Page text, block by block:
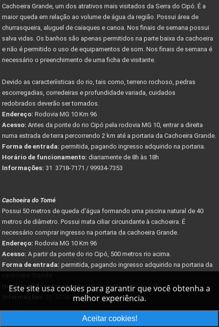
Cachoeira Grande, um dos atrativos mais visitados da Serra do Cipó. É a
maior queda em relação ao volume de água da região. Possui área de
churrasqueira, aluguel de caiaques e canoa. Nos finais de semana possui
salva vidas. Os banhos são apenas permitidos na parte baixa da cachoeira
e não é permitido o uso de equipamentos de som. Nos finais de semana é
necessário o preenchimento de uma ficha de visitante.
Devido as caracteríisticas do rio, tais como, terreno rochoso, pedras
escorregadias, corredeiras e profundidade variada, cuidados
redobrados deverão ser tomados.
Endereço: Rodovia MG 10 Km 96
Acesso: Antes da ponte do rio Cipó pela rodovia MG 10, entrar a direita
numa estrada de terra percorrendo 2 km até a portaria da Cachoeira Grande.
Forma de entrada: permitida, pagando ingresso adquirido na portaria.
Horário de funcionamento: diariamente de 8h às 18h
Informações: 31 3718-7171 / 99934-7353
Cachoeira do Tomé
Possui 50 metros de queda d'água formando uma piscina natural de 40
metros de diâmetro. Possui mata ciliar circundante à cachoeira. É
necessário comprar ingresso na portaria da cachoeira Grande.
Endereço: Rodovia MG 10 Km 96
Acesso: A partir da ponte do rio Cipó, 500 metros rio acima.
Forma de entrada: permitida, pagando ingresso adquirido na portaria da
Horário de funcionamento: diariamente de 8h às 18h
31 3718-7171 / 99934-7353
Este site usa cookies para garantir que você obtenha a
melhor experiência.
Aceitar cookies!